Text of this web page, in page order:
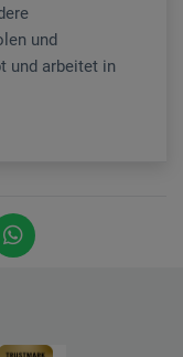
und
und arbeitet in